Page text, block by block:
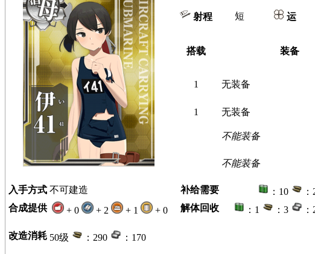
射程 短 运
搭载 装备
1 无装备
1 无装备
不能装备
不能装备
入手方式 不可建造 补给需要 ：10
合成提供
+ 0 + 2 + 1 + 0 解体回收 ：1 ：3 ：
改造消耗 50级 ：290 ：170